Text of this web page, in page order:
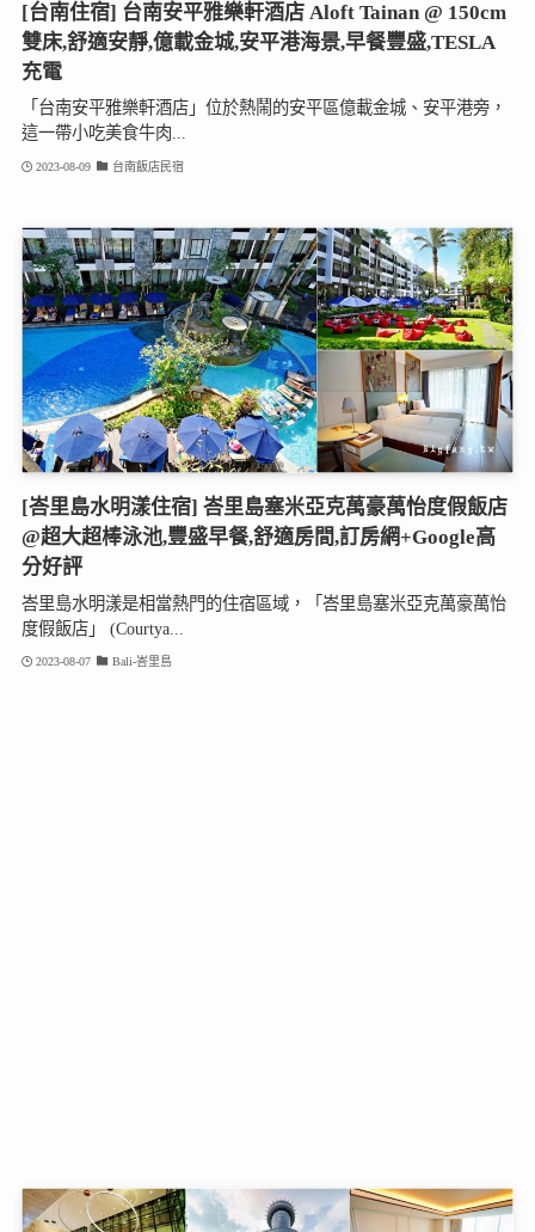
[台南住宿] 台南安平雅樂軒酒店 Aloft Tainan @ 150cm
雙床,舒適安靜,億載金城,安平港海景,早餐豐盛,TESLA
充電
「台南安平雅樂軒酒店」位於熱鬧的安平區億載金城、安平港旁，
這一帶小吃美食牛肉...
2023-08-09 台南飯店民宿
[峇里島水明漾住宿] 峇里島塞米亞克萬豪萬怡度假飯店
@超大超棒泳池,豐盛早餐,舒適房間,訂房網+Google高
分好評
峇里島水明漾是相當熱門的住宿區域，「峇里島塞米亞克萬豪萬怡
度假飯店」 (Courtya...
2023-08-07 Bali-峇里島